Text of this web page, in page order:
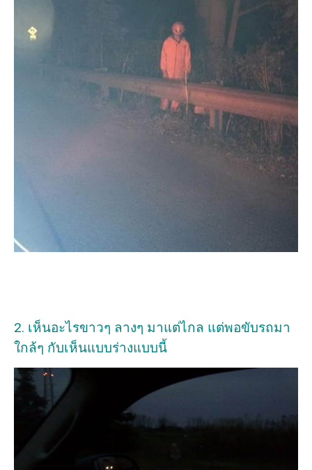
2. เห็นอะไรขาวๆ ลางๆ มาแต่ไกล แต่พอขับรถมา
ใกล้ๆ กับเห็นแบบร่างแบบนี้